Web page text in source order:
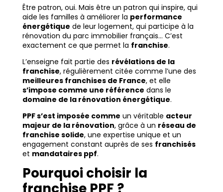
Être patron, oui. Mais être un patron qui inspire, qui
aide les familles à améliorer la performance
énergétique de leur logement, qui participe à la
rénovation du parc immobilier français… C’est
exactement ce que permet la franchise.
L’enseigne fait partie des révélations de la
franchise, régulièrement citée comme l’une des
meilleures franchises de France, et elle
s’impose comme une référence dans le
domaine de la rénovation énergétique.
PPF s’est imposée comme un véritable acteur
majeur de la rénovation, grâce à un réseau de
franchise solide, une expertise unique et un
engagement constant auprès de ses franchisés
et mandataires ppf.
Pourquoi choisir la